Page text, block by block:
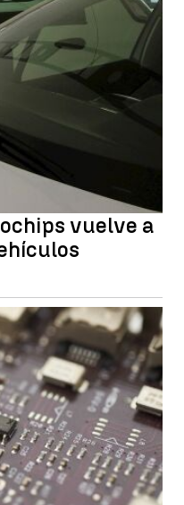
vuelve a